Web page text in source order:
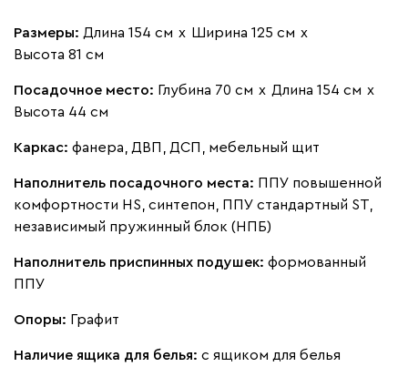
Размеры: Длина 154 см х Ширина 125 см х
Высота 81 см
Посадочное место: Глубина 70 см х Длина 154 см х
Высота 44 см
Каркас: фанера, ДВП, ДСП, мебельный щит
Наполнитель посадочного места: ППУ повышенной
комфортности HS, синтепон, ППУ стандартный ST,
независимый пружинный блок (НПБ)
Наполнитель приспинных подушек: формованный
ППУ
Опоры: Графит
Наличие ящика для белья: с ящиком для белья